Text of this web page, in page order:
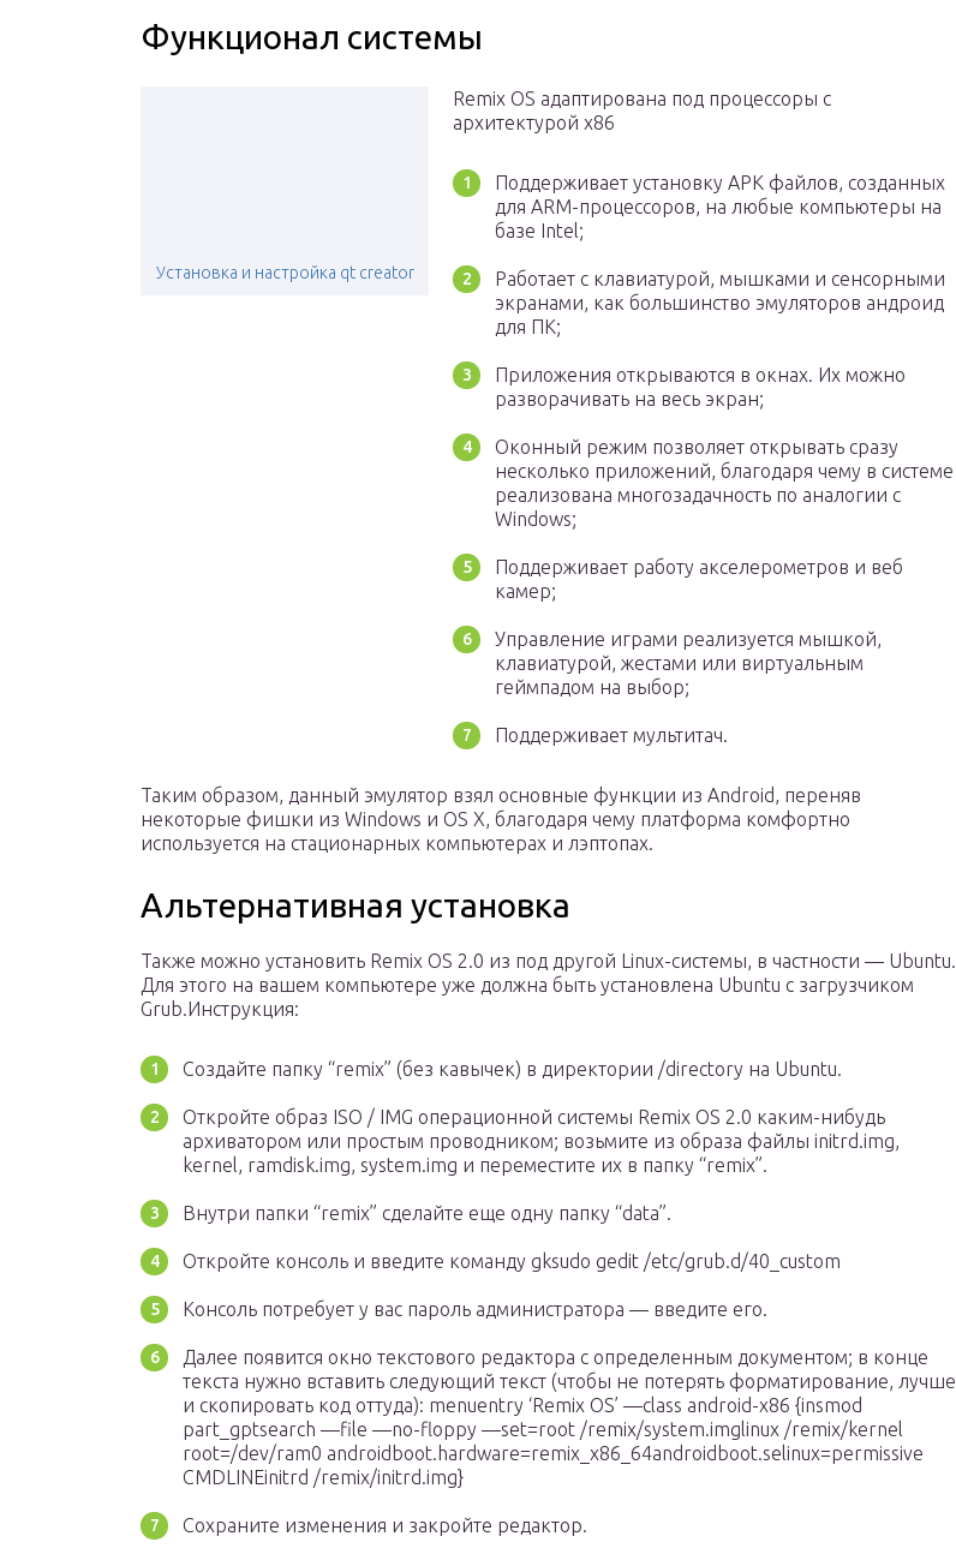
Функционал системы
Установка и настройка qt creator
Remix OS адаптирована под процессоры с
архитектурой x86
Поддерживает установку APK файлов, созданных
для ARM-процессоров, на любые компьютеры на
базе Intel;
Работает с клавиатурой, мышками и сенсорными
экранами, как большинство эмуляторов андроид
для ПК;
Приложения открываются в окнах. Их можно
разворачивать на весь экран;
Оконный режим позволяет открывать сразу
несколько приложений, благодаря чему в системе
реализована многозадачность по аналогии с
Windows;
Поддерживает работу акселерометров и веб
камер;
Управление играми реализуется мышкой,
клавиатурой, жестами или виртуальным
геймпадом на выбор;
Поддерживает мультитач.
Таким образом, данный эмулятор взял основные функции из Android, переняв
некоторые фишки из Windows и OS X, благодаря чему платформа комфортно
используется на стационарных компьютерах и лэптопах.
Альтернативная установка
Также можно установить Remix OS 2.0 из под другой Linux-системы, в частности — Ubuntu.
Для этого на вашем компьютере уже должна быть установлена Ubuntu с загрузчиком
Grub.Инструкция:
Создайте папку “remix” (без кавычек) в директории /directory на Ubuntu.
Откройте образ ISO / IMG операционной системы Remix OS 2.0 каким-нибудь
архиватором или простым проводником; возьмите из образа файлы initrd.img,
kernel, ramdisk.img, system.img и переместите их в папку “remix”.
Внутри папки “remix” сделайте еще одну папку “data”.
Откройте консоль и введите команду gksudo gedit /etc/grub.d/40_custom
Консоль потребует у вас пароль администратора — введите его.
Далее появится окно текстового редактора с определенным документом; в конце
текста нужно вставить следующий текст (чтобы не потерять форматирование, лучше
и скопировать код оттуда): menuentry ‘Remix OS’ —class android-x86 {insmod
part_gptsearch —file —no-floppy —set=root /remix/system.imglinux /remix/kernel
root=/dev/ram0 androidboot.hardware=remix_x86_64androidboot.selinux=permissive
CMDLINEinitrd /remix/initrd.img}
Сохраните изменения и закройте редактор.